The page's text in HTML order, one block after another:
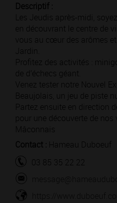
Descriptif :
Les Jeudis après-midi,
en découvrant le centre de
vous au cœur des arômes
Jardin.
Profitez des activités :
de d’échecs géant.
Venez tester notre Nouvel
Beaujolais, un jeu de piste
Partez ensuite en direction
pour une découverte de
Mâconnais
Contact : Hameau Duboeuf
03 85 35 22 22